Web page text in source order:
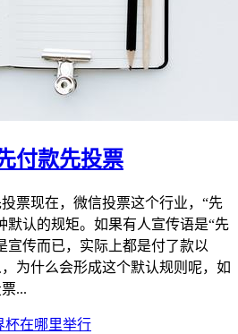
付款先投票
票现在，微信投票这个行业，“先
默认的规矩。如果有人宣传语是“先
宣传而已，实际上都是付了款以
为什么会形成这个默认规则呢，如
...
杯在哪里举行